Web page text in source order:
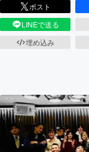
ポスト
LINEで送る
埋め込み